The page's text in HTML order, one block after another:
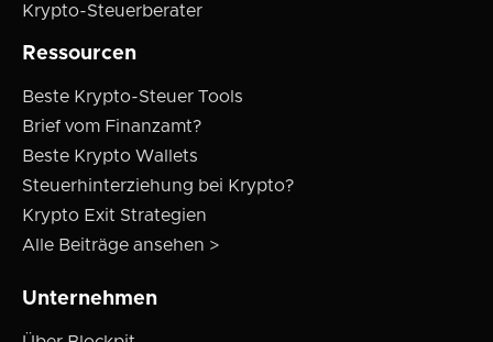
Krypto-Steuerberater
Ressourcen
Beste Krypto-Steuer Tools
Brief vom Finanzamt?
Beste Krypto Wallets
Steuerhinterziehung bei Krypto?
Krypto Exit Strategien
Alle Beiträge ansehen >
Unternehmen